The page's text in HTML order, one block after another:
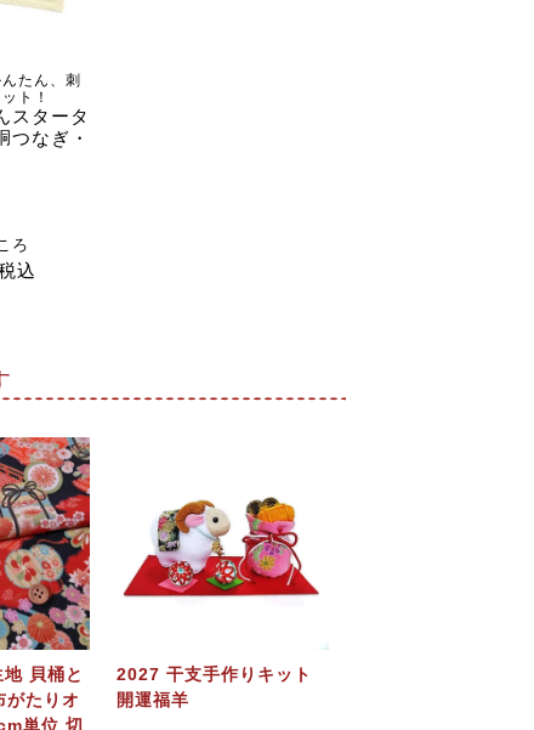
たん、刺
ト！
スタータ
つなぎ・
ろ
込
貝桶と
たりオ
単位 切
2027 干支手作りキット
開運福羊